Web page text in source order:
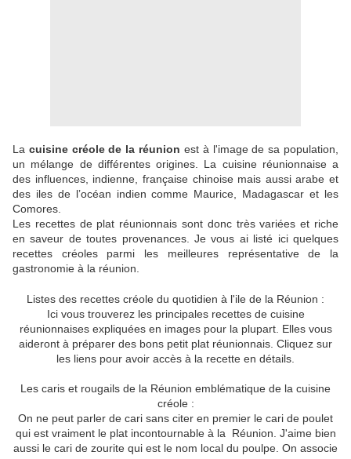
La cuisine créole de la réunion est à l'image de sa population,
un mélange de différentes origines. La cuisine réunionnaise a
des influences, indienne, française chinoise mais aussi arabe et
des iles de l’océan indien comme Maurice, Madagascar et les
Comores.
Les recettes de plat réunionnais sont donc très variées et riche
en saveur de toutes provenances. Je vous ai listé ici quelques
recettes créoles parmi les meilleures représentative de la
gastronomie à la réunion.
Listes des recettes créole du quotidien à l'ile de la Réunion :
Ici vous trouverez les principales recettes de cuisine
réunionnaises expliquées en images pour la plupart. Elles vous
aideront à préparer des bons petit plat réunionnais. Cliquez sur
les liens pour avoir accès à la recette en détails.
Les caris et rougails de la Réunion emblématique de la cuisine
créole :
On ne peut parler de cari sans citer en premier le cari de poulet
qui est vraiment le plat incontournable à la Réunion. J'aime bien
aussi le cari de zourite qui est le nom local du poulpe. On associe